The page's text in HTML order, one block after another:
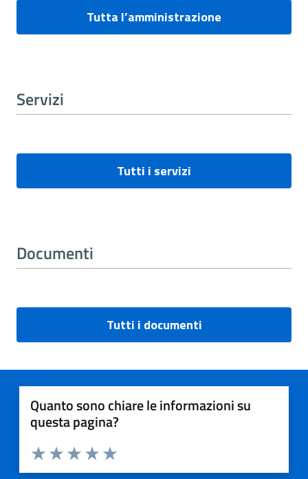
Tutta l’amministrazione
Servizi
Tutti i servizi
Documenti
Tutti i documenti
Quanto sono chiare le informazioni su
questa pagina?
Valuta 5 stelle su 5
Valuta 4 stelle su 5
Valuta 3 stelle su 5
Valuta 2 stelle su 5
Valuta 1 stelle su 5